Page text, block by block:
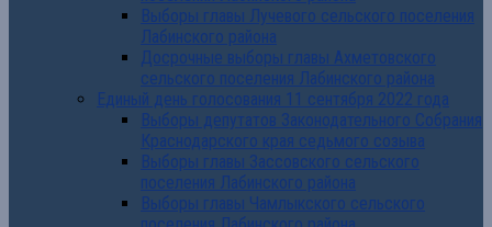
Выборы главы Лучевого сельского поселения
Лабинского района
Досрочные выборы главы Ахметовского
сельского поселения Лабинского района
Единый день голосования 11 сентября 2022 года
Выборы депутатов Законодательного Собрания
Краснодарского края седьмого созыва
Выборы главы Зассовского сельского
поселения Лабинского района
Выборы главы Чамлыкского сельского